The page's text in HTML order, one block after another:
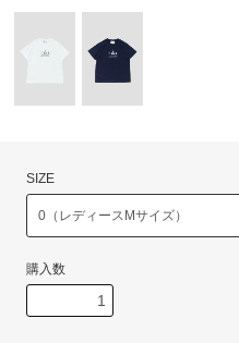
SIZE
購入数